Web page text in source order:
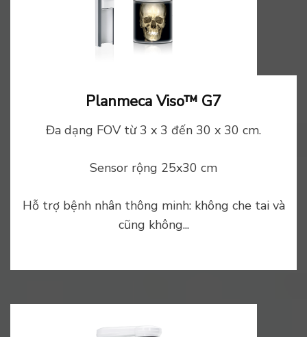
Planmeca Viso™ G7
Đa dạng FOV từ 3 x 3 đến 30 x 30 cm.
Sensor rộng 25x30 cm
Hỗ trợ bệnh nhân thông minh: không che tai và
cũng không...